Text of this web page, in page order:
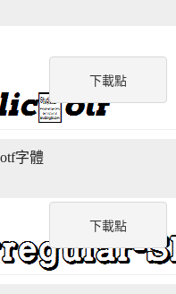
下載點
下載點
字體